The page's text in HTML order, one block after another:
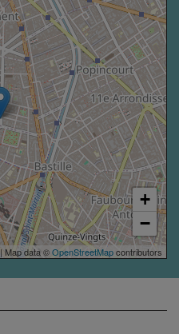
+
−
| Map data ©OpenStreetMapcontributors